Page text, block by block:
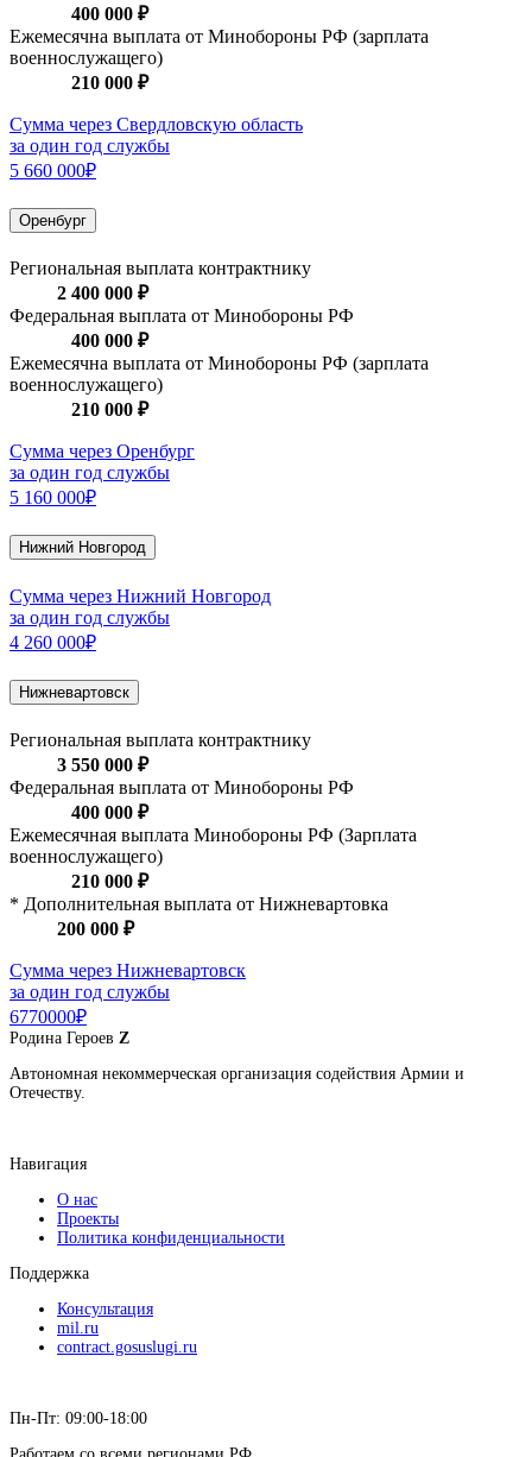
400 000 ₽
Ежемесячна выплата от Минобороны РФ (зарплата
военнослужащего)
210 000 ₽
Сумма через Свердловскую область
за один год службы
5 660 000₽
Оренбург
Региональная выплата контрактнику
2 400 000 ₽
Федеральная выплата от Минобороны РФ
400 000 ₽
Ежемесячна выплата от Минобороны РФ (зарплата
военнослужащего)
210 000 ₽
Сумма через Оренбург
за один год службы
5 160 000₽
Нижний Новгород
Сумма через Нижний Новгород
за один год службы
4 260 000₽
Нижневартовск
Региональная выплата контрактнику
3 550 000 ₽
Федеральная выплата от Минобороны РФ
400 000 ₽
Ежемесячная выплата Минобороны РФ (Зарплата
военнослужащего)
210 000 ₽
* Дополнительная выплата от Нижневартовка
200 000 ₽
Сумма через Нижневартовск
за один год службы
6770000₽
Родина Героев Z
Автономная некоммерческая организация содействия Армии и
Отечеству.
Навигация
О нас
Проекты
Политика конфиденциальности
Поддержка
Консультация
mil.ru
contract.gosuslugi.ru
Пн-Пт: 09:00-18:00